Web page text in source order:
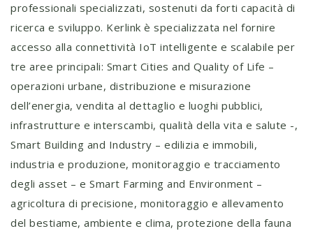
professionali specializzati, sostenuti da forti capacità di
ricerca e sviluppo. Kerlink è specializzata nel fornire
accesso alla connettività IoT intelligente e scalabile per
tre aree principali: Smart Cities and Quality of Life –
operazioni urbane, distribuzione e misurazione
dell’energia, vendita al dettaglio e luoghi pubblici,
infrastrutture e interscambi, qualità della vita e salute -,
Smart Building and Industry – edilizia e immobili,
industria e produzione, monitoraggio e tracciamento
degli asset – e Smart Farming and Environment –
agricoltura di precisione, monitoraggio e allevamento
del bestiame, ambiente e clima, protezione della fauna